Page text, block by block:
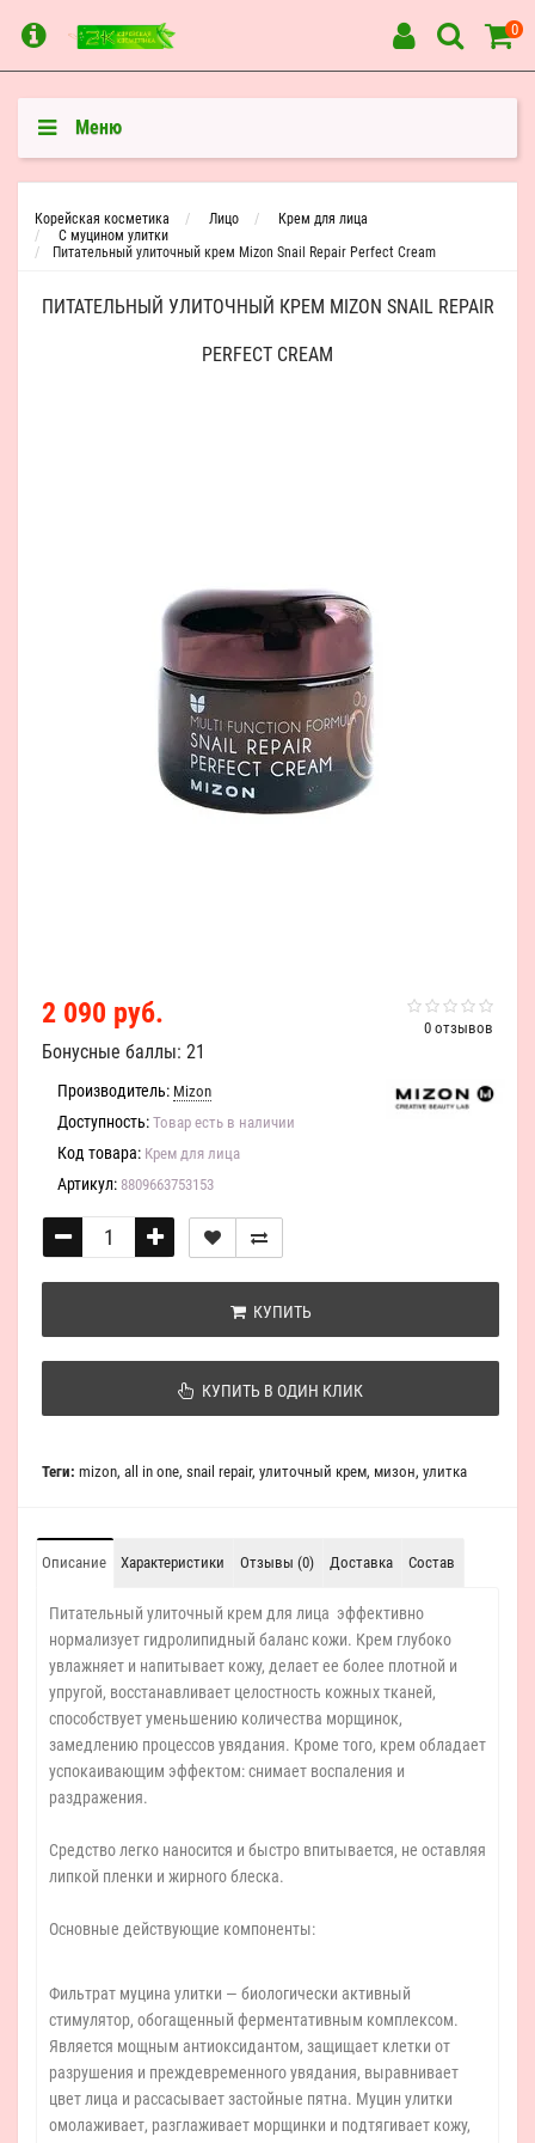
0
Меню
Корейская косметика Лицо
Крем для лица
С муцином улитки
Питательный улиточный крем Mizon Snail Repair Perfect Cream
ПИТАТЕЛЬНЫЙ УЛИТОЧНЫЙ КРЕМ MIZON SNAIL REPAIR
PERFECT CREAM
0 отзывов
2 090 руб.
Бонусные баллы: 21
Производитель: Mizon
Доступность: Товар есть в наличии
Код товара: Крем для лица
Артикул: 8809663753153
КУПИТЬ
КУПИТЬ В ОДИН КЛИК
Теги: mizon, all in one, snail repair, улиточный крем, мизон, улитка
Описание Характеристики Отзывы (0) Доставка Состав
Питательный улиточный крем для лица эффективно
нормализует гидролипидный баланс кожи. Крем глубоко
увлажняет и напитывает кожу, делает ее более плотной и
упругой, восстанавливает целостность кожных тканей,
способствует уменьшению количества морщинок,
замедлению процессов увядания. Кроме того, крем обладает
успокаивающим эффектом: снимает воспаления и
раздражения.
Средство легко наносится и быстро впитывается, не оставляя
липкой пленки и жирного блеска.
Основные действующие компоненты:
Фильтрат муцина улитки — биологически активный
стимулятор, обогащенный ферментативным комплексом.
Является мощным антиоксидантом, защищает клетки от
разрушения и преждевременного увядания, выравнивает
цвет лица и рассасывает застойные пятна. Муцин улитки
омолаживает, разглаживает морщинки и подтягивает кожу,